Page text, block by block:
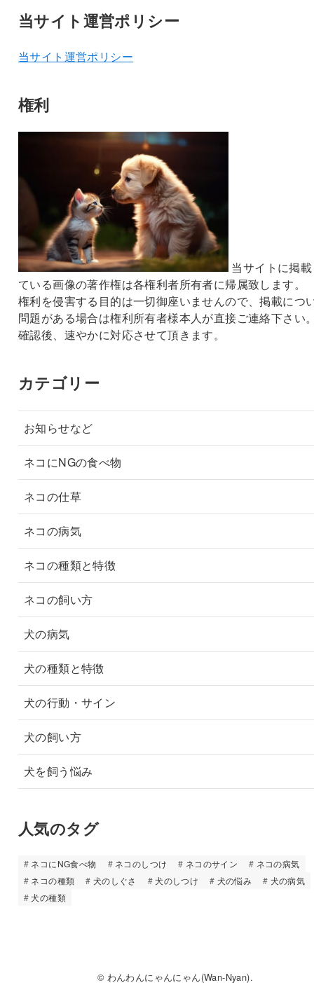
当サイト運営ポリシー
当サイト運営ポリシー
権利
当サイトに掲
ている画像の著作権は各権利者所有者に帰属致します。
権利を侵害する目的は一切御座いませんので、掲載につ
問題がある場合は権利所有者様本人が直接ご連絡下さい
確認後、速やかに対応させて頂きます。
カテゴリー
お知らせなど
ネコにNGの食べ物
ネコの仕草
ネコの病気
ネコの種類と特徴
ネコの飼い方
犬の病気
犬の種類と特徴
犬の行動・サイン
犬の飼い方
犬を飼う悩み
人気のタグ
ネコにNG食べ物 ネコのしつけ ネコのサイン
ネコの病気
ネコの種類
犬のしぐさ 犬のしつけ 犬の悩み
犬の病気
犬の種類
© わんわんにゃんにゃん(Wan-Nyan).